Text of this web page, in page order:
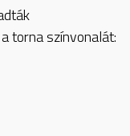
torna színvonalát: